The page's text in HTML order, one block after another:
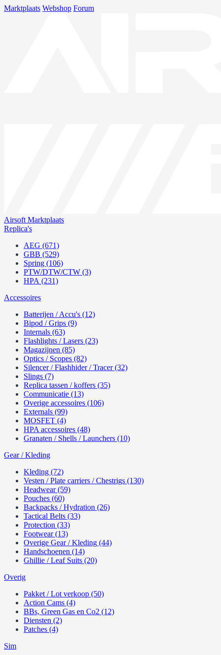
Marktplaats Webshop Forum
Airsoft Marktplaats
Replica's
AEG (671)
GBB (529)
Spring (106)
PTW/DTW/CTW (3)
HPA (231)
Accessoires
Batterijen / Accu's (12)
Bipod / Grips (9)
Internals (63)
Flashlights / Lasers (23)
Magazijnen (85)
Optics / Scopes (82)
Silencer / Flashhider / Tracer (32)
Slings (7)
Replica tassen / koffers (35)
Communicatie (13)
Overige accessoires (106)
Externals (99)
MOSFET (4)
HPA accessoires (48)
Granaten / Shells / Launchers (10)
Gear / Kleding
Kleding (72)
Vesten / Plate carriers / Chestrigs (130)
Headwear (59)
Pouches (60)
Backpacks / Hydration (26)
Tactical Belts (33)
Protection (33)
Footwear (13)
Overige Gear / Kleding (44)
Handschoenen (14)
Ghillie / Leaf Suits (20)
Overig
Pakket / Lot verkoop (50)
Action Cams (4)
BBs, Green Gas en Co2 (12)
Diensten (2)
Patches (4)
Sim